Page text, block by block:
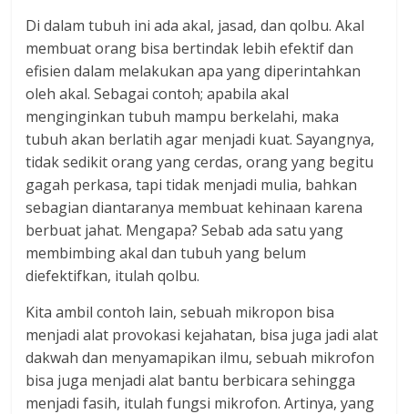
Di dalam tubuh ini ada akal, jasad, dan qolbu. Akal
membuat orang bisa bertindak lebih efektif dan
efisien dalam melakukan apa yang diperintahkan
oleh akal. Sebagai contoh; apabila akal
menginginkan tubuh mampu berkelahi, maka
tubuh akan berlatih agar menjadi kuat. Sayangnya,
tidak sedikit orang yang cerdas, orang yang begitu
gagah perkasa, tapi tidak menjadi mulia, bahkan
sebagian diantaranya membuat kehinaan karena
berbuat jahat. Mengapa? Sebab ada satu yang
membimbing akal dan tubuh yang belum
diefektifkan, itulah qolbu.
Kita ambil contoh lain, sebuah mikropon bisa
menjadi alat provokasi kejahatan, bisa juga jadi alat
dakwah dan menyamapikan ilmu, sebuah mikrofon
bisa juga menjadi alat bantu berbicara sehingga
menjadi fasih, itulah fungsi mikrofon. Artinya, yang